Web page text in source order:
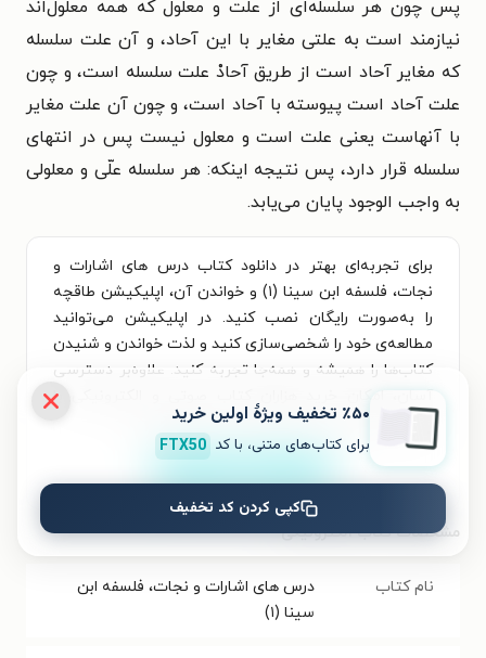
پس چون هر سلسله‌ای از علت و معلول که همه معلول‌اند
نیازمند است به علتی مغایر با این آحاد، و آن علت سلسله
که مغایر آحاد است از طریق آحادْ علت سلسله است، و چون
علت آحاد است پیوسته با آحاد است، و چون آن علت مغایر
با آنهاست یعنی علت است و معلول نیست پس در انتهای
سلسله قرار دارد، پس نتیجه اینکه: هر سلسله علّی و معلولی
به واجب الوجود پایان می‌یابد.
برای تجربه‌ای بهتر در دانلود کتاب درس های اشارات و
نجات، فلسفه ابن سینا (۱) و خواندن آن، اپلیکیشن طاقچه
را به‌صورت رایگان نصب کنید. در اپلیکیشن می‌توانید
مطالعه‌ی خود را شخصی‌سازی کنید و لذت خواندن و شنیدن
کتاب‌ها را همیشه و همه‌جا تجربه کنید. علاوه‌بر دسترسی
آسان، امکان خرید هزاران کتاب صوتی و الکترونیکی با
تخفیف‌های ویژه و بهترین قیمت هم فراهم است.
مشخصات کتاب الکترونیکی
نام کتاب
درس های اشارات و نجات، فلسفه ابن
سینا (۱)
٪۵۰ تخفیف ویژۀ اولین خرید
برای کتاب‌های متنی، با کد FTX50
کپی کردن کد تخفیف